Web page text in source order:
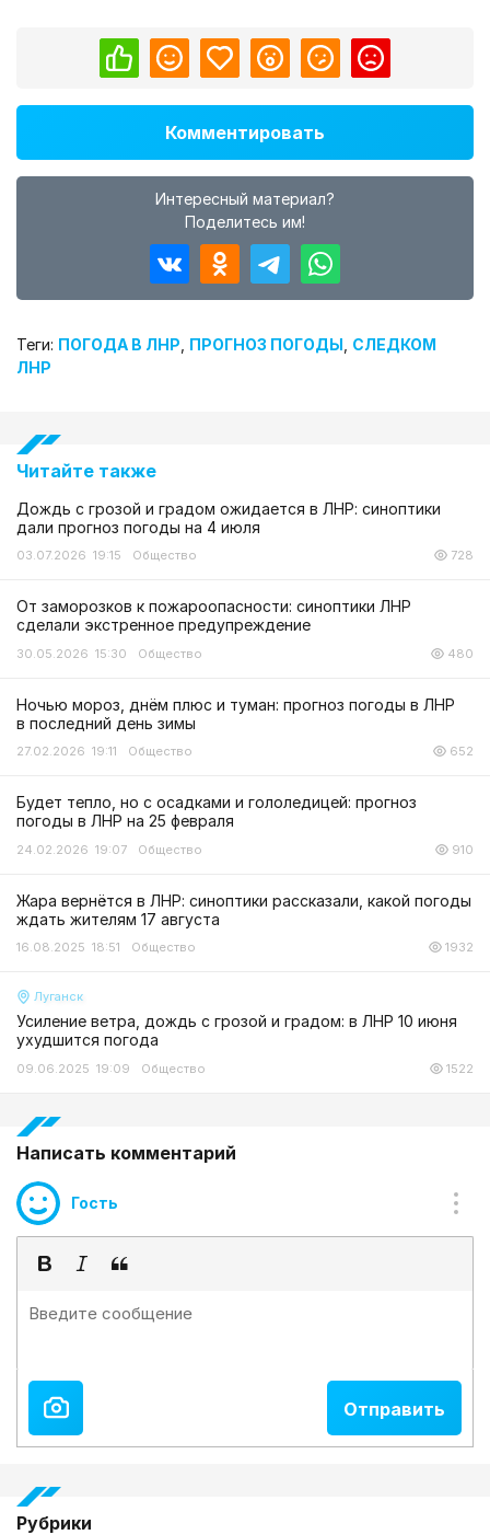
Комментировать
Интересный материал?
Поделитесь им!
Теги: ПОГОДА В ЛНР ПРОГНОЗ ПОГОДЫ СЛЕДКОМ
ЛНР
Читайте также
Дождь с грозой и градом ожидается в ЛНР: синоптики
дали прогноз погоды на 4 июля
03.07.2026 19:15 Общество 728
От заморозков к пожароопасности: синоптики ЛНР
сделали экстренное предупреждение
30.05.2026 15:30 Общество 480
Ночью мороз, днём плюс и туман: прогноз погоды в ЛНР
в последний день зимы
27.02.2026 19:11 Общество 652
Будет тепло, но с осадками и гололедицей: прогноз
погоды в ЛНР на 25 февраля
24.02.2026 19:07 Общество 910
Жара вернётся в ЛНР: синоптики рассказали, какой погоды
ждать жителям 17 августа
16.08.2025 18:51 Общество 1932
Луганск
Усиление ветра, дождь с грозой и градом: в ЛНР 10 июня
ухудшится погода
09.06.2025 19:09 Общество 1522
Написать комментарий
Гость
Рубрики